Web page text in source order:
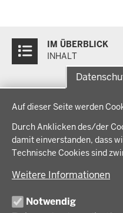
Auf dieser Seite werden
Durch Anklicken des/der
damit einverstanden, dass
Technische Cookies sind
Weitere Informationen
Notwendig
Inhalte
IM ÜBERBLICK
INHALT
der
Fußzeile
THEMEN
Bauen, Planen und Verkehr
Bildung, Schule und Sport
Regionalplanung und
Wirtschaft, Kultur und
IM FOKUS
Energiewende AG
Zusammenarbeit mit den
BEZIRKSREGIERUNG
Regierungsbezirk Münster